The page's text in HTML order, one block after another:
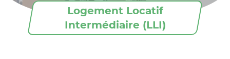
Logement Locatif
Intermédiaire (LLI)